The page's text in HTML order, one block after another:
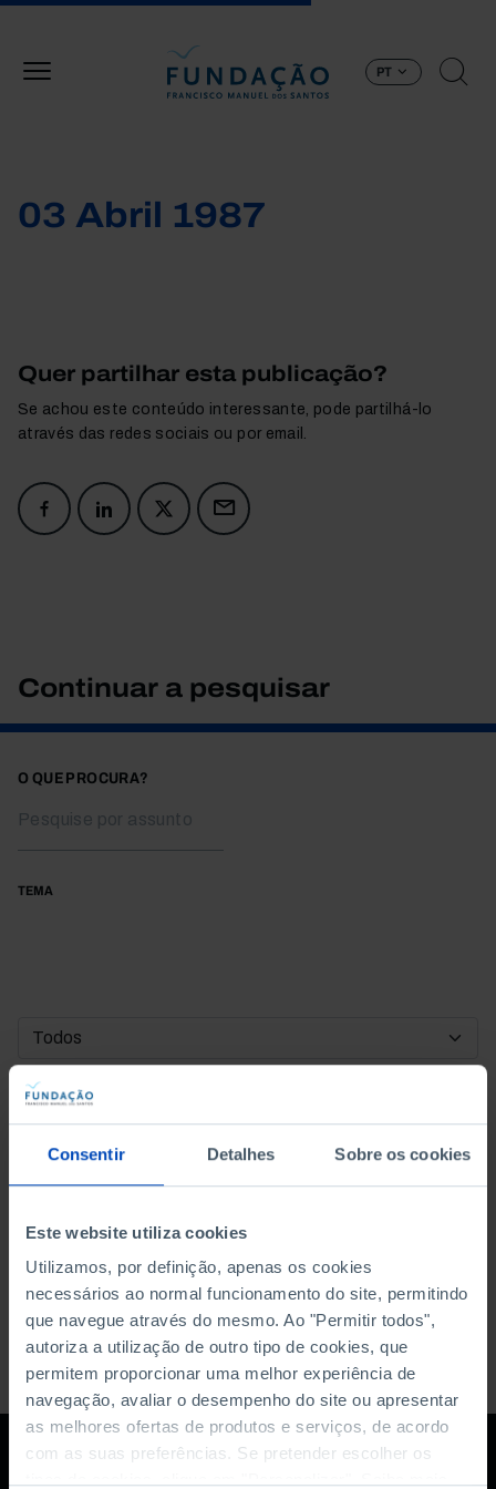
Consentir Detalhes Sobre os cookies
Este website utiliza cookies
Utilizamos, por definição, apenas os cookies
necessários ao normal funcionamento do site, permitindo
que navegue através do mesmo. Ao "Permitir todos",
autoriza a utilização de outro tipo de cookies, que
permitem proporcionar uma melhor experiência de
navegação, avaliar o desempenho do site ou apresentar
as melhores ofertas de produtos e serviços, de acordo
com as suas preferências. Se pretender escolher os
PT
03 Abril 1987
Quer partilhar esta publicação?
Se achou este conteúdo interessante, pode partilhá-lo
através das redes sociais ou por email.
Continuar a pesquisar
O QUE PROCURA?
TEMA
DATA DE INÍCIO
DATA DE FIM